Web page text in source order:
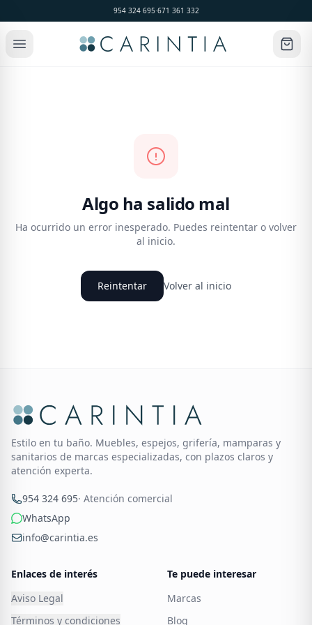
954 324 695·671 361 332
Algo ha salido mal
Ha ocurrido un error inesperado. Puedes reintentar o volver
al inicio.
Reintentar Volver al inicio
Estilo en tu baño. Muebles, espejos, grifería, mamparas y
sanitarios de marcas especializadas, con plazos claros y
atención experta.
954 324 695· Atención comercial
WhatsApp
info@carintia.es
Enlaces de interés
Aviso Legal
Términos y condiciones
Te puede interesar
Marcas
Blog